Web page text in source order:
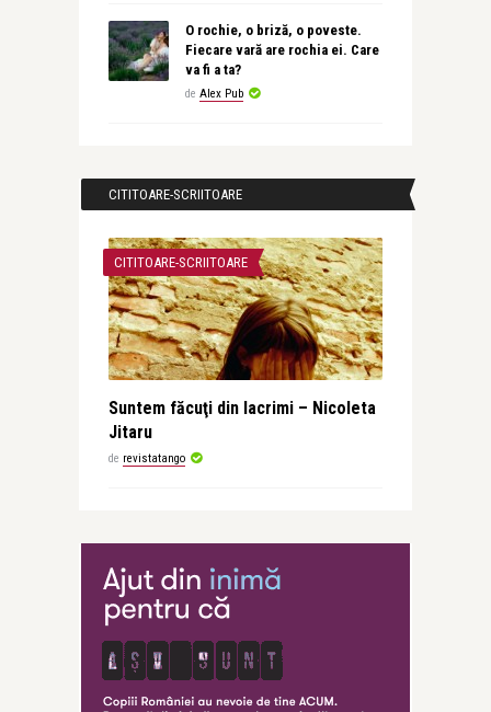
O rochie, o briză, o poveste.
Fiecare vară are rochia ei. Care
va fi a ta?
de Alex Pub
CITITOARE-SCRIITOARE
CITITOARE-SCRIITOARE
Suntem făcuţi din lacrimi – Nicoleta
Jitaru
de revistatango